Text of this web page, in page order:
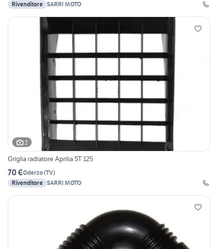
Rivenditore SARRI MOTO
2
Griglia radiatore Aprilia ST 125
70 €Oderzo(TV)
Rivenditore SARRI MOTO